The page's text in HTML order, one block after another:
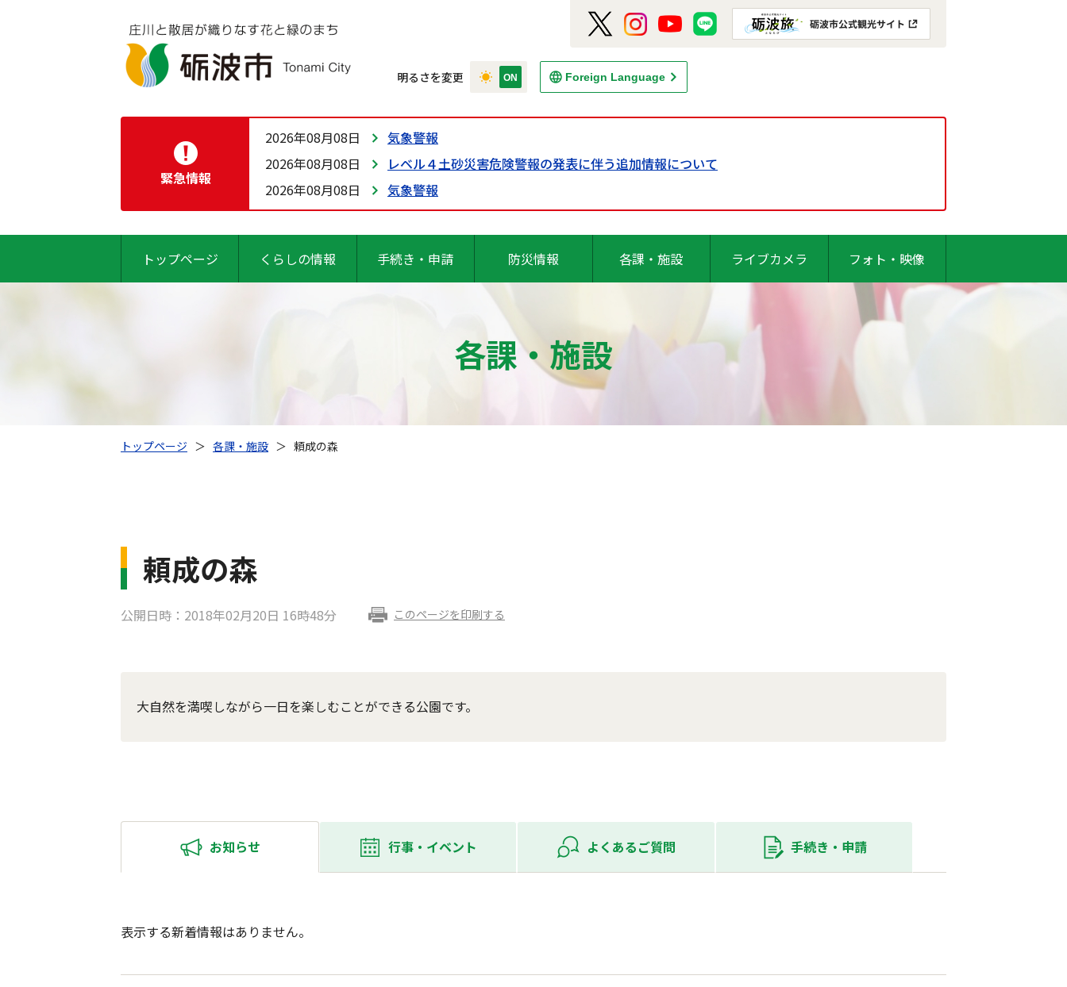
明るさを変更 Foreign Language
緊急情報
2026年08月08日
気象警報
2026年08月08日
レベル４土砂災害危険警報の発表に伴う追加情報について
2026年08月08日
気象警報
トップページ くらしの情報 手続き・申請 防災情報 各課・施設 ライブカメラ フォト・映像
各課・施設
トップページ ＞ 各課・施設 ＞ 頼成の森
頼成の森
公開日時：2018年02月20日 16時48分 このページを印刷する
大自然を満喫しながら一日を楽しむことができる公園です。
お知らせ 行事・ イベント よくあるご質問 手続き・ 申請
表示する新着情報はありません。